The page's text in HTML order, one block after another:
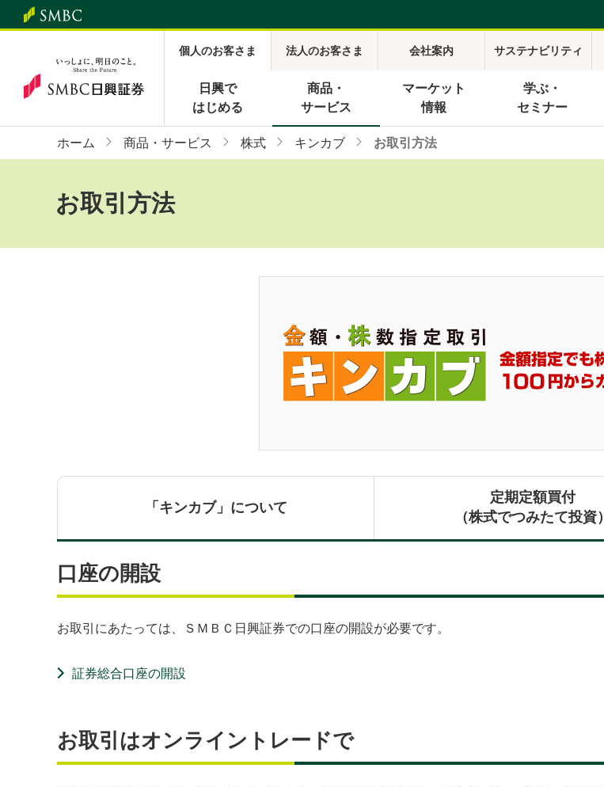
個人のお客さま 法人のお客さま 会社案内 サステナビリティ
日興で
はじめる
商品・
サービス
マーケット
情報
学ぶ・
セミナー
ホーム 商品・サービス 株式 キンカブ お取引方法
お取引方法
「キンカブ」について
定期定額買付
（株式でつみたて投資）
口座の開設
お取引にあたっては、ＳＭＢＣ日興証券での口座の開設が必要です。
証券総合口座の開設
お取引はオンライントレードで